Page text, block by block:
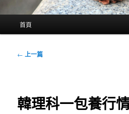
首頁
文
← 上一篇
韓理科一包養行